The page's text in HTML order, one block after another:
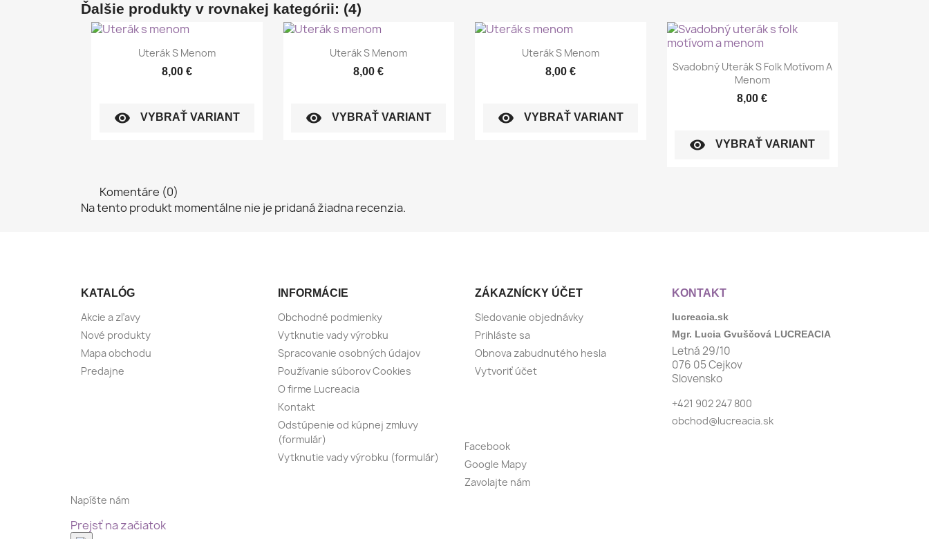
Ďalšie produkty v rovnakej kategórii: (4)
Rýchly náhľad
Uterák S Menom
8,00 €
visibility VYBRAŤ VARIANT
Rýchly náhľad
Uterák S Menom
8,00 €
visibility VYBRAŤ VARIANT
Rýchly náhľad
Uterák S Menom
8,00 €
visibility VYBRAŤ VARIANT
Rýchly náhľad
Svadobný Uterák S Folk Motívom A
Menom
8,00 €
visibility VYBRAŤ VARIANT
Komentáre (0)
Na tento produkt momentálne nie je pridaná žiadna recenzia.
KATALÓG
Akcie a zľavy
Nové produkty
Mapa obchodu
Predajne
INFORMÁCIE
Obchodné podmienky
Vytknutie vady výrobku
Spracovanie osobných údajov
Používanie súborov Cookies
O firme Lucreacia
Kontakt
Odstúpenie od kúpnej zmluvy
(formulár)
Vytknutie vady výrobku (formulár)
ZÁKAZNÍCKY ÚČET
Sledovanie objednávky
Prihláste sa
Obnova zabudnutého hesla
Vytvoriť účet
KONTAKT
lucreacia.sk
Mgr. Lucia Gvuščová LUCREACIA
Letná 29/10
076 05 Cejkov
Slovensko
+421 902 247 800
obchod@lucreacia.sk
Facebook
Google Mapy
Zavolajte nám
Napíšte nám
Prejsť na začiatok